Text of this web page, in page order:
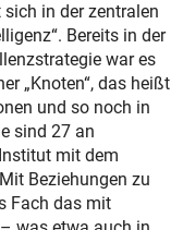
in der zentralen
Bereits in der
war es
„Knoten“, das heißt
und so noch in
sind 27 an
mit dem
Beziehungen zu
Fach das mit